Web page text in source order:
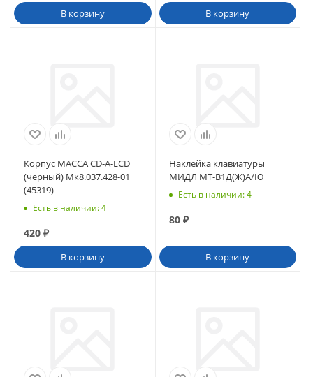
В корзину В корзину
Корпус МАССА CD-A-LCD
(черный) Мк8.037.428-01
(45319)
Есть в наличии: 4
420 ₽
В корзину
Наклейка клавиатуры
МИДЛ МТ-В1Д(Ж)А/Ю
Есть в наличии: 4
80₽
В корзину